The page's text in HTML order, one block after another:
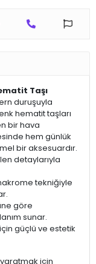
Taşı
duruşuyla
hematit taşları
bir hava
hem günlük
bir aksesuardır.
detaylarıyla
tekniğiyle
göre
sunar.
güçlü ve estetik
için